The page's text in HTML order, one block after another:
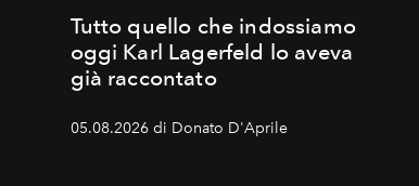
Tutto quello che indossiamo
oggi Karl Lagerfeld lo aveva
già raccontato
05.08.2026 di Donato D'Aprile